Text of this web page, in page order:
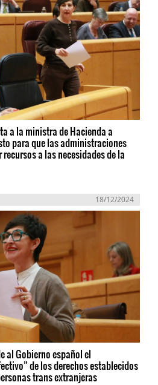
a la ministra de Hacienda a
para que las administraciones
a las necesidades de la
18/12/2024
al Gobierno español el
de los derechos establecidos
trans extranjeras